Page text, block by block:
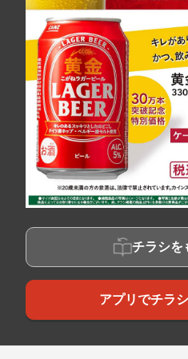
チラシを
アプリでチラ